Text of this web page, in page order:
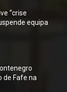
“crise
equipa
de Fafe na